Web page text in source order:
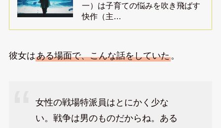
一）は子育ての悩みを吹き飛ばす
快作（主…
彼女はある場面で、こんな話をしていた。
女性の戦場特派員はとにかく少な
い。戦争は男のものだからね。ある